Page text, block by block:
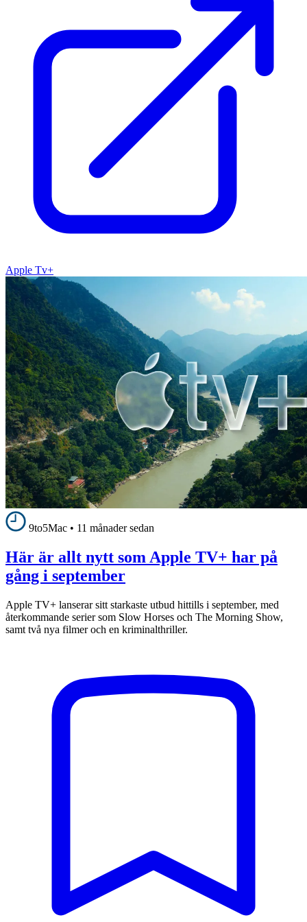
Apple Tv+
9to5Mac • 11 månader sedan
Här är allt nytt som Apple TV+ har på
gång i september
Apple TV+ lanserar sitt starkaste utbud hittills i september, med
återkommande serier som Slow Horses och The Morning Show,
samt två nya filmer och en kriminalthriller.